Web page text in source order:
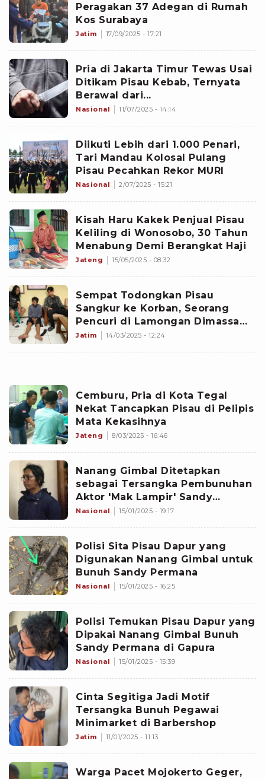
Peragakan 37 Adegan di Rumah
Kos Surabaya
Jatim 17/09/2025 - 17:21
Pria di Jakarta Timur Tewas Usai
Ditikam Pisau Kebab, Ternyata
Berawal dari...
Nasional 11/07/2025 - 14:14
Diikuti Lebih dari 1.000 Penari,
Tari Mandau Kolosal Pulang
Pisau Pecahkan Rekor MURI
Nasional 2/07/2025 - 15:21
Kisah Haru Kakek Penjual Pisau
Keliling di Wonosobo, 30 Tahun
Menabung Demi Berangkat Haji
Jateng 15/05/2025 - 08:32
Sempat Todongkan Pisau
Sangkur ke Korban, Seorang
Pencuri di Lamongan Dimassa
Warga
Jatim 14/03/2025 - 12:24
Cemburu, Pria di Kota Tegal
Nekat Tancapkan Pisau di Pelipis
Mata Kekasihnya
Jateng 8/03/2025 - 16:46
Nanang Gimbal Ditetapkan
sebagai Tersangka Pembunuhan
Aktor 'Mak Lampir' Sandy
Permana
Nasional 15/01/2025 - 19:17
Polisi Sita Pisau Dapur yang
Digunakan Nanang Gimbal untuk
Bunuh Sandy Permana
Nasional 15/01/2025 - 16:25
Polisi Temukan Pisau Dapur yang
Dipakai Nanang Gimbal Bunuh
Sandy Permana di Gapura
Nasional 15/01/2025 - 15:39
Cinta Segitiga Jadi Motif
Tersangka Bunuh Pegawai
Minimarket di Barbershop
Jatim 11/01/2025 - 11:13
Warga Pacet Mojokerto Geger,